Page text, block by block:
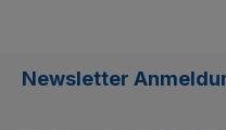
Newsletter